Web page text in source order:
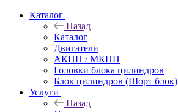
Каталог
Назад
Каталог
Двигатели
АКПП / МКПП
Головки блока цилиндров
Блок цилиндров (Шорт блок)
Услуги
Назад